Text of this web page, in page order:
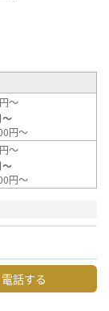
～
～
円～
～
～
円～
電話する